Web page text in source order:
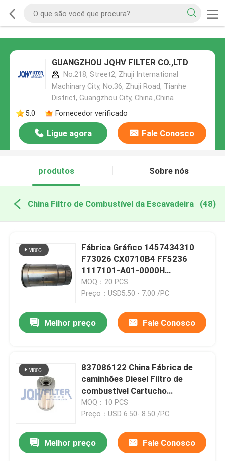
GUANGZHOU JQHV FILTER CO.,LTD
No.218, Street2, Zhuji International
Machinary City, No.36, Zhuji Road, Tianhe
District, Guangzhou City, China.,China
5.0
Fornecedor verificado
Ligue agora Fale Conosco
produtos Sobre nós
China Filtro de Combustível da Escavadeira (48)
Fábrica Gráfico 1457434310
F73026 CX0710B4 FF5236
1117101-A01-0000H
C00068668 Filtro de
combustível para motores diesel
MOQ：20 PCS
Preço：USD5.50 - 7.00 /PC
Melhor preço Fale Conosco
837086122 China Fábrica de
caminhões Diesel Filtro de
combustível Cartucho
837086122 389-5819 PF46049
363-5819
MOQ：10 PCS
Preço：USD 6.50- 8.50 /PC
Melhor preço Fale Conosco